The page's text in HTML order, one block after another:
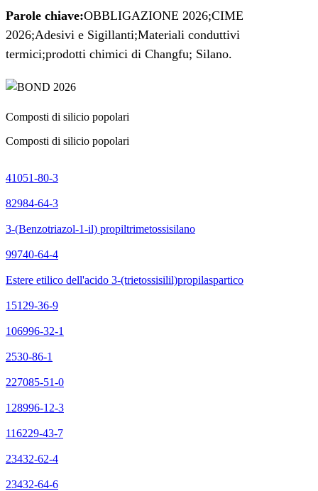
Parole chiave:OBBLIGAZIONE 2026;CIME
2026;Adesivi e Sigillanti;Materiali conduttivi
termici;prodotti chimici di Changfu; Silano.
Composti di silicio popolari
Composti di silicio popolari
41051-80-3
82984-64-3
3-(Benzotriazol-1-il) propiltrimetossisilano
99740-64-4
Estere etilico dell'acido 3-(trietossisilil)propilaspartico
15129-36-9
106996-32-1
2530-86-1
227085-51-0
128996-12-3
116229-43-7
23432-62-4
23432-64-6